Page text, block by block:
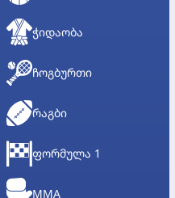
ᲭᲘᲓᲐᲝᲑᲐ
ᲩᲝᲒᲑᲣᲠᲗᲘ
ᲠᲐᲒᲑᲘ
ᲤᲝᲠᲛᲣᲚᲐ 1
MMA